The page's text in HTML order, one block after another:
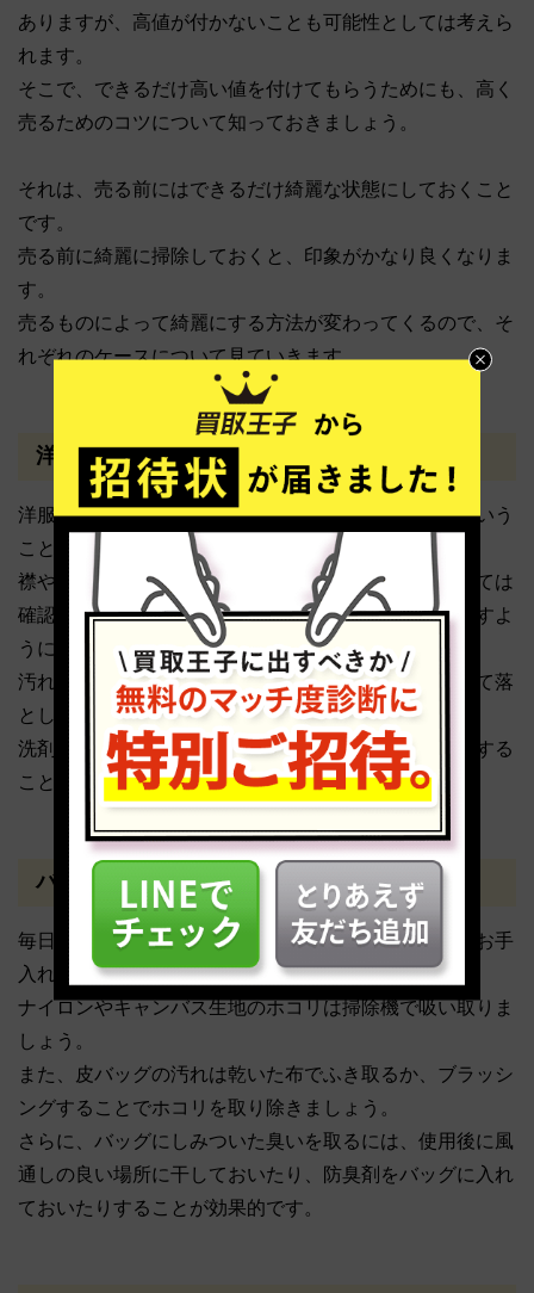
ありますが、高値が付かないことも可能性としては考えら
れます。
そこで、できるだけ高い値を付けてもらうためにも、高く
売るためのコツについて知っておきましょう。
それは、売る前にはできるだけ綺麗な状態にしておくこと
です。
売る前に綺麗に掃除しておくと、印象がかなり良くなりま
す。
売るものによって綺麗にする方法が変わってくるので、そ
れぞれのケースについて見ていきます。
洋服類
洋服類は、知らない間に知らない箇所に汚れが付くという
ことが往々にしてあります。
襟やわき、袖など、シミができやすいポイントについては
確認するクセを付けておき、汚れが付いたらすぐ落とすよ
うにすることが高額買取のカギになります。
汚れている箇所を見つけたら、まず部分用洗剤を付けて落
とします。
洗剤を付けたら数分おいて、洗濯機でいつも通り洗濯する
ことでシミを取り除けるでしょう。
バッグ類
毎日の外出に必須のアイテムのバッグ類も、普段からお手
入れしているかどうかで査定金額が変わってきます。
ナイロンやキャンバス生地のホコリは掃除機で吸い取りま
しょう。
また、皮バッグの汚れは乾いた布でふき取るか、ブラッシ
ングすることでホコリを取り除きましょう。
さらに、バッグにしみついた臭いを取るには、使用後に風
通しの良い場所に干しておいたり、防臭剤をバッグに入れ
ておいたりすることが効果的です。